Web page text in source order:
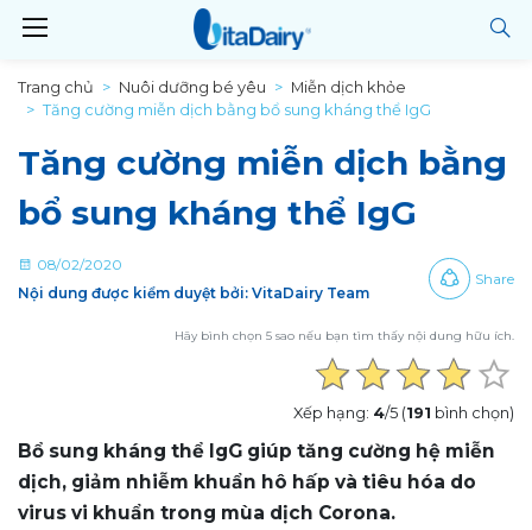
Trang chủ Nuôi dưỡng bé yêu
Miễn dịch khỏe
Tăng cường miễn dịch bằng bổ sung kháng thể IgG
Tăng cường miễn dịch bằng
bổ sung kháng thể IgG
08/02/2020
Nội dung được kiểm duyệt bởi: VitaDairy Team
Share
Hãy bình chọn 5 sao nếu bạn tìm thấy nội dung hữu ích.
Xếp hạng: 4/5 (191 bình chọn)
Bổ sung kháng thể IgG giúp tăng cường hệ miễn
dịch, giảm nhiễm khuẩn hô hấp và tiêu hóa do
virus vi khuẩn trong mùa dịch Corona.